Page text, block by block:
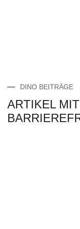
DINO BEITRÄGE
ARTIKEL